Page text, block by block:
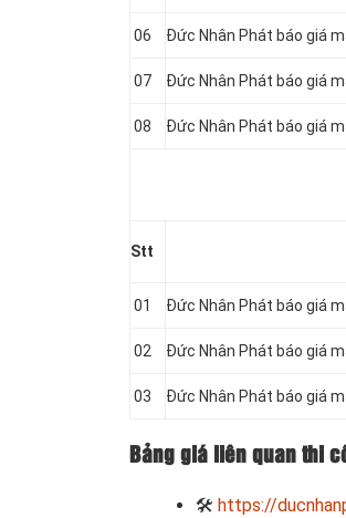
06 Đức Nhân Phát báo giá
07 Đức Nhân Phát báo giá
08 Đức Nhân Phát báo giá
Stt
01 Đức Nhân Phát báo giá
02 Đức Nhân Phát báo giá
03 Đức Nhân Phát báo giá
Bảng giá liên quan thi
🛠 https://